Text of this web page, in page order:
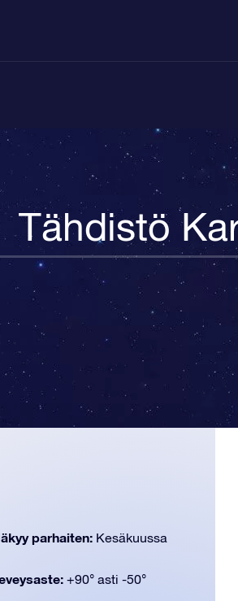
Tähdistö
parhaiten: Kesäkuussa
+90° asti -50°